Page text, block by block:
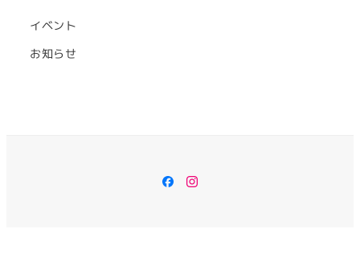
イベント
お知らせ
Facebook
Instagram